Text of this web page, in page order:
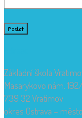
Základní škola
Masarykovo nám.
739 32 Vratimov
okres Ostrava – město